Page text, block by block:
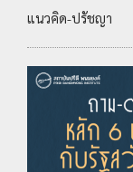
แนวคิด-ปรัชญา